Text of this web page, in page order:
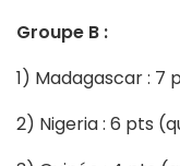
Groupe B :
1) Madagascar : 7
2) Nigeria : 6 pts